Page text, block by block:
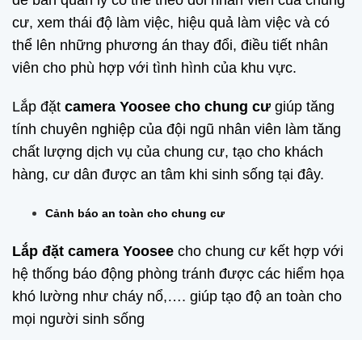
cư, xem thái độ làm việc, hiệu quả làm việc và có
thể lên những phương án thay đổi, điều tiết nhân
viên cho phù hợp với tình hình của khu vực.
Lắp đặt camera Yoosee cho chung cư giúp tăng
tính chuyên nghiệp của đội ngũ nhân viên làm tăng
chất lượng dịch vụ của chung cư, tạo cho khách
hàng, cư dân được an tâm khi sinh sống tại đây.
Cảnh báo an toàn cho chung cư
Lắp đặt camera Yoosee cho chung cư kết hợp với
hệ thống báo động phòng tránh được các hiểm họa
khó lường như cháy nổ,…. giúp tạo độ an toàn cho
mọi người sinh sống